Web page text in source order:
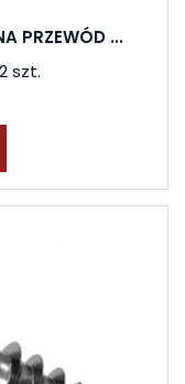
PRZEWÓD ...
szt.